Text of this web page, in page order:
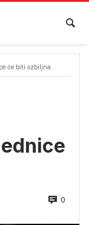
će biti ozbiljna
0